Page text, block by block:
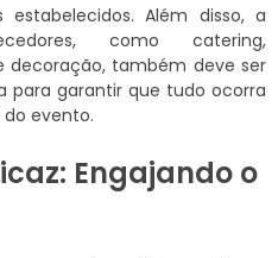
Além disso, a
como catering,
decoração, também deve ser
para garantir que tudo ocorra
evento.
Engajando o